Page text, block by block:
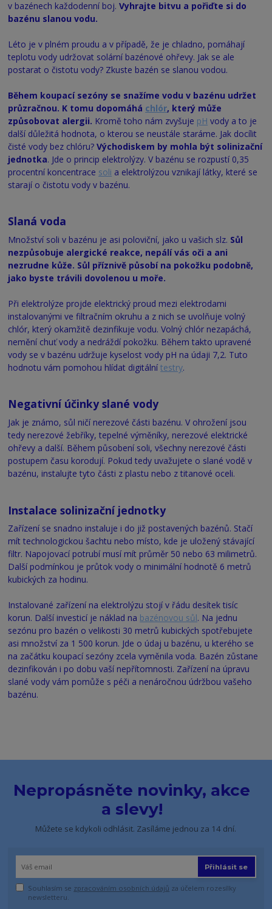
v bazénech každodenní boj. Vyhrajte bitvu a pořiďte si do
bazénu slanou vodu.
Léto je v plném proudu a v případě, že je chladno, pomáhají
teplotu vody udržovat solární bazénové ohřevy. Jak se ale
postarat o čistotu vody? Zkuste bazén se slanou vodou.
Během koupací sezóny se snažíme vodu v bazénu udržet
průzračnou. K tomu dopomáhá chlór, který může
způsobovat alergii. Kromě toho nám zvyšuje pH vody a to je
další důležitá hodnota, o kterou se neustále staráme. Jak docílit
čisté vody bez chlóru?Východiskem by mohla být solinizační
jednotka. Jde o princip elektrolýzy. V bazénu se rozpustí 0,35
procentní koncentrace soli a elektrolýzou vznikají látky, které se
starají o čistotu vody v bazénu.
Slaná voda
Množství soli v bazénu je asi poloviční, jako u vašich slz. Sůl
nezpůsobuje alergické reakce, nepálí vás oči a ani
nezrudne kůže. Sůl příznivě působí na pokožku podobně,
jako byste trávili dovolenou u moře.
Při elektrolýze projde elektrický proud mezi elektrodami
instalovanými ve filtračním okruhu a z nich se uvolňuje volný
chlór, který okamžitě dezinfikuje vodu. Volný chlór nezapáchá,
nemění chuť vody a nedráždí pokožku. Během takto upravené
vody se v bazénu udržuje kyselost vody pH na údaji 7,2. Tuto
hodnotu vám pomohou hlídat digitálnítestry.
Negativní účinky slané vody
Jak je známo, sůl ničí nerezové části bazénu. V ohrožení jsou
tedy nerezové žebříky, tepelné výměníky, nerezové elektrické
ohřevy a další. Během působení soli, všechny nerezové části
postupem času korodují. Pokud tedy uvažujete o slané vodě v
bazénu, instalujte tyto části z plastu nebo z titanové oceli.
Instalace solinizační jednotky
Zařízení se snadno instaluje i do již postavených bazénů. Stačí
mít technologickou šachtu nebo místo, kde je uložený stávající
filtr. Napojovací potrubí musí mít průměr 50 nebo 63 milimetrů.
Další podmínkou je průtok vody o minimální hodnotě 6 metrů
kubických za hodinu.
Instalované zařízení na elektrolýzu stojí v řádu desítek tisíc
korun. Další investicí je náklad na bazénovou sůl. Na jednu
sezónu pro bazén o velikosti 30 metrů kubických spotřebujete
asi množství za 1 500 korun. Jde o údaj u bazénu, u kterého se
na začátku koupací sezóny zcela vyměnila voda. Bazén zůstane
dezinfikován i po dobu vaší nepřítomnosti. Zařízení na úpravu
slané vody vám pomůže s péči a nenáročnou údržbou vašeho
bazénu.
Nepropásněte novinky, akce
a slevy!
Můžete se kdykoli odhlásit. Zasíláme jednou za 14 dní.
Přihlásit se
Souhlasím se zpracováním osobních údajů za účelem rozesílky
newsletteru.